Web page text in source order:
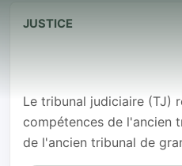
JUSTICE
Saisir
Le tribunal judiciaire (TJ)
compétences de l'ancien
de l'ancien tribunal de